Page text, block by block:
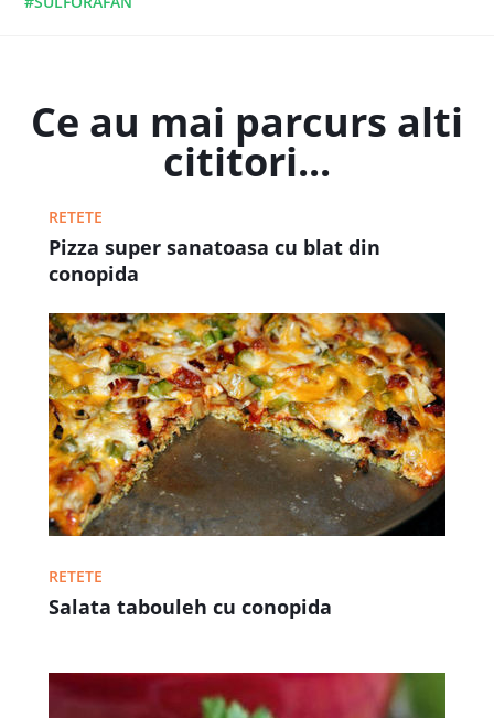
Ce au mai parcurs alti
cititori...
RETETE
Pizza super sanatoasa cu blat din
conopida
RETETE
Salata tabouleh cu conopida